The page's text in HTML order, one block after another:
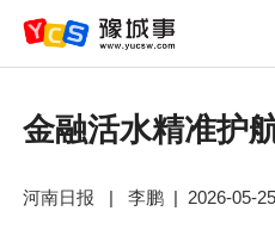
金融活水精准护
河南日报 | 李鹏 | 2026-05-